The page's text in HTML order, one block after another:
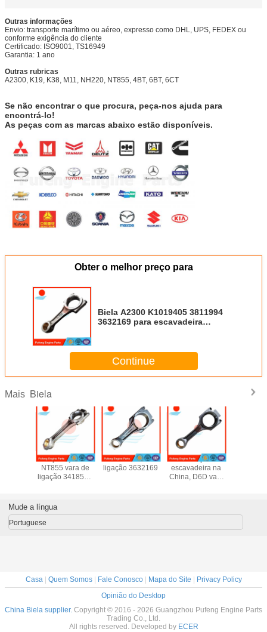
Outras informações
Envio: transporte marítimo ou aéreo, expresso como DHL, UPS, FEDEX ou
conforme exigência do cliente
Certificado: ISO9001, TS16949
Garantia: 1 ano
Outras rubricas
A2300, K19, K38, M11, NH220, NT855, 4BT, 6BT, 6CT
Se não encontrar o que procura, peça-nos ajuda para
encontrá-lo!
As peças com as marcas abaixo estão disponíveis.
Obter o melhor preço para
Biela A2300 K1019405 3811994
3632169 para escavadeira
Continue
Mais Biela
35
aço forjado
NT855 vara de
ligação 3418500
escavadeira
Komatsu PC300
K38 barra de
ligação 3632169
Substituição de
escavadeira na
China, D6D vara
20492639
Mude a língua
Portuguese
Casa| Quem Somos| Fale Conosco| Mapa do Site
Privacy Policy
Opinião do Desktop
China Biela supplier. Copyright © 2016 - 2026 Guangzhou Pufeng Engine Parts
Trading Co., Ltd.
All rights reserved. Developed by ECER